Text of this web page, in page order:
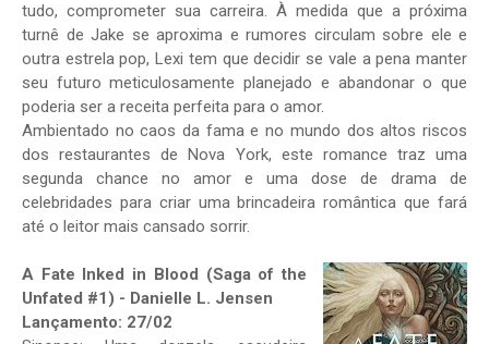
tudo, comprometer sua carreira. À medida que a próxima
turnê de Jake se aproxima e rumores circulam sobre ele e
outra estrela pop, Lexi tem que decidir se vale a pena manter
seu futuro meticulosamente planejado e abandonar o que
poderia ser a receita perfeita para o amor.
Ambientado no caos da fama e no mundo dos altos riscos
dos restaurantes de Nova York, este romance traz uma
segunda chance no amor e uma dose de drama de
celebridades para criar uma brincadeira romântica que fará
até o leitor mais cansado sorrir.
A Fate Inked in Blood (Saga of the
Unfated #1) - Danielle L. Jensen
Lançamento: 27/02